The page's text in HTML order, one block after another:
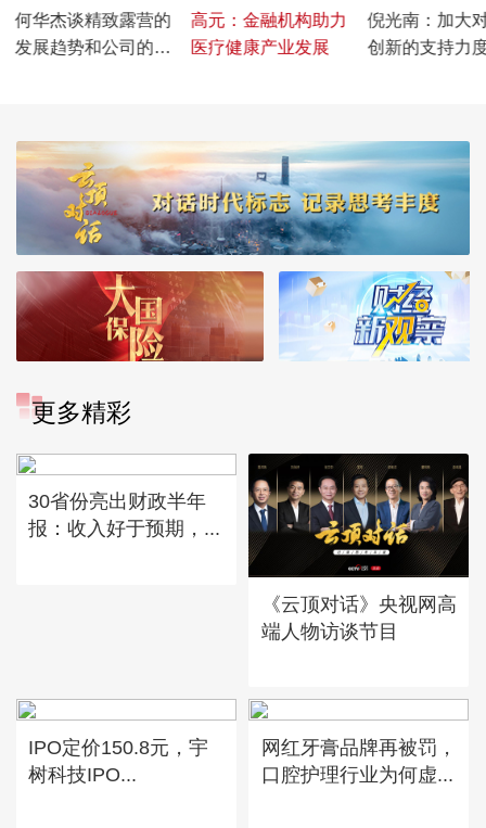
何华杰谈精致露营的
发展趋势和公司的双
高元：金融机构助力
医疗健康产业发展
倪光南：加大
创新的支持力
更多精彩
30省份亮出财政半年
报：收入好于预期，...
《云顶对话》央视网高
端人物访谈节目
IPO定价150.8元，宇
树科技IPO...
网红牙膏品牌再被罚，
口腔护理行业为何虚...